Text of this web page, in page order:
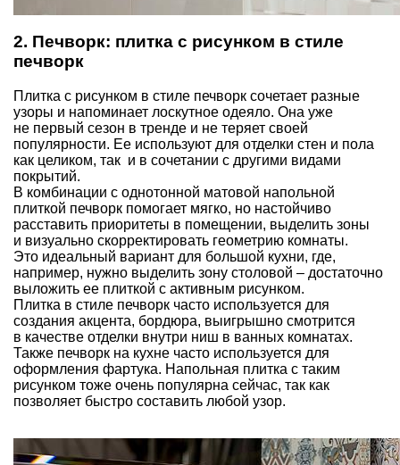
2. Печворк: плитка с рисунком в стиле
печворк
Плитка с рисунком в стиле печворк сочетает разные
узоры и напоминает лоскутное одеяло. Она уже
не первый сезон в тренде и не теряет своей
популярности. Ее используют для отделки стен и пола
как целиком, так и в сочетании с другими видами
покрытий.
В комбинации с однотонной матовой напольной
плиткой печворк помогает мягко, но настойчиво
расставить приоритеты в помещении, выделить зоны
и визуально скорректировать геометрию комнаты.
Это идеальный вариант для большой кухни, где,
например, нужно выделить зону столовой – достаточно
выложить ее плиткой с активным рисунком.
Плитка в стиле печворк часто используется для
создания акцента, бордюра, выигрышно смотрится
в качестве отделки внутри ниш в ванных комнатах.
Также печворк на кухне часто используется для
оформления фартука. Напольная плитка с таким
рисунком тоже очень популярна сейчас, так как
позволяет быстро составить любой узор.